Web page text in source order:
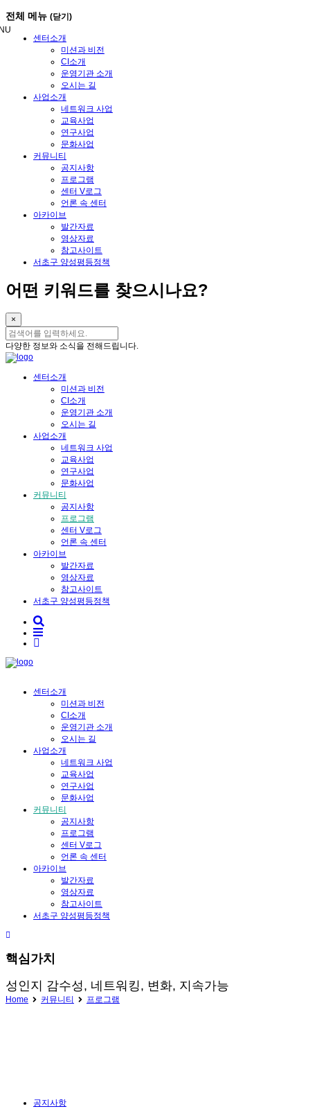
메
뉴
전체 메뉴 (닫기)
센터소개
미션과 비전
CI소개
운영기관 소개
오시는 길
사업소개
네트워크 사업
교육사업
연구사업
문화사업
커뮤니티
공지사항
프로그램
센터 V로그
언론 속 센터
아카이브
발간자료
영상자료
참고사이트
서초구 양성평등정책
어떤 키워드를 찾으시나요?
×
다양한 정보와 소식을 전해드립니다.
센터소개
미션과 비전
CI소개
운영기관 소개
오시는 길
사업소개
네트워크 사업
교육사업
연구사업
문화사업
커뮤니티
공지사항
프로그램
센터 V로그
언론 속 센터
아카이브
발간자료
영상자료
참고사이트
서초구 양성평등정책
센터소개
미션과 비전
CI소개
운영기관 소개
오시는 길
사업소개
네트워크 사업
교육사업
연구사업
문화사업
커뮤니티
공지사항
프로그램
센터 V로그
언론 속 센터
아카이브
발간자료
영상자료
참고사이트
서초구 양성평등정책
핵심가치
성인지 감수성, 네트워킹, 변화, 지속가능
Home 커뮤니티 프로그램
공지사항